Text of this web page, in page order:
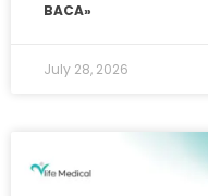
BACA»
July 28, 2026